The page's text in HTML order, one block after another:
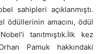
sahipleri açıklanmıştı.
ödüllerinin amacını, ödül
tanıtmıştık.İlk kez
Pamuk hakkındaki